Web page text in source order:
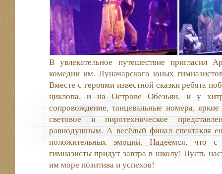
В увлекательное путешествие пригласил
комедии им. Луначарского юных
Вместе с героями известной сказки ребята
циклопа, и на Острове Обезьян, и у
сопровождение, танцевальные номера,
световое и пиротехническое
равнодушным. А весёлый финал спектакля
положительных эмоций. Надеемся, что
гимназисты придут завтра в школу! Пусть
им море позитива и успехов!